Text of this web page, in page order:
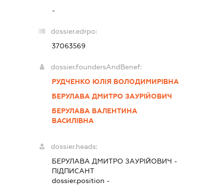
-
dossier.edrpo:
37063569
dossier.foundersAndBenef:
РУДЧЕНКО ЮЛІЯ ВОЛОДИМИРІВНА
БЕРУЛАВА ДМИТРО ЗАУРІЙОВИЧ
БЕРУЛАВА ВАЛЕНТИНА
ВАСИЛІВНА
dossier.heads:
БЕРУЛАВА ДМИТРО ЗАУРІЙОВИЧ -
ПІДПИСАНТ
dossier.position -